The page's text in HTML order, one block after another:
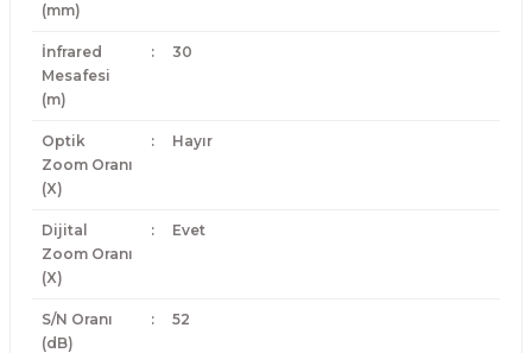
(mm)
İnfrared
Mesafesi
(m)
: 30
Optik
Zoom Oranı
(X)
: Hayır
Dijital
Zoom Oranı
(X)
: Evet
S/N Oranı
(dB)
: 52